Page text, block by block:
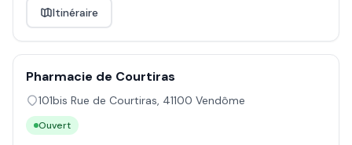
Itinéraire
Pharmacie de Courtiras
101bis Rue de Courtiras, 41100 Vendôme
Ouvert